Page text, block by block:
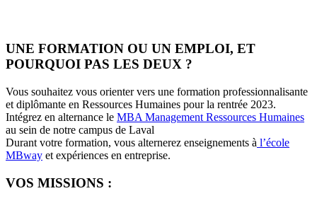
UNE FORMATION OU UN EMPLOI, ET
POURQUOI PAS LES DEUX ?
Vous souhaitez vous orienter vers une formation professionnalisante
et diplômante en Ressources Humaines pour la rentrée 2023.
Intégrez en alternance le MBA Management Ressources Humaines
au sein de notre campus de Laval
Durant votre formation, vous alternerez enseignements à l’école
MBway et expériences en entreprise.
VOS MISSIONS :